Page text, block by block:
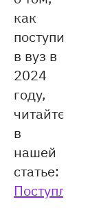
как
поступить
в вуз в
2024
году,
читайте
в
нашей
статье:
Поступление